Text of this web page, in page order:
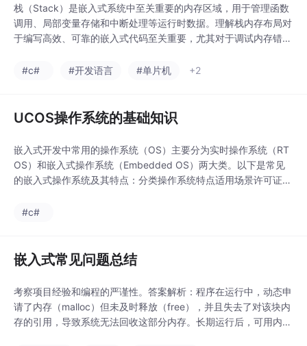
栈（Stack）是嵌入式系统中至关重要的内存区域，用于管理函数
调用、局部变量存储和中断处理等运行时数据。理解栈内存布局对
于编写高效、可靠的嵌入式代码至关重要，尤其对于调试内存错
码：避免栈溢出和内存破坏高效调试：快速定位内存相关问题优化
#c# #开发语言 #单片机 +2
UCOS操作系统的基础知识
嵌入式开发中常用的操作系统（OS）主要分为实时操作系统（RT
OS）和嵌入式操作系统（Embedded OS）两大类。以下是常见
的嵌入式操作系统及其特点：分类操作系统特点适用场景许可证R
占低资源MCU（如STM32）硬实时、抢占式多任务，内存分区管
#c#
嵌入式常见问题总结
考察项目经验和编程的严谨性。答案解析：程序在运行中，动态申
请了内存（malloc）但未及时释放（free），并且失去了对该块内
存的引用，导致系统无法回收这部分内存。长期运行后，可用内存